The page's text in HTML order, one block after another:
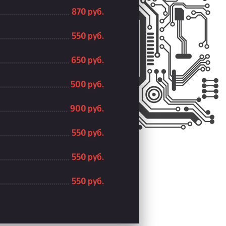
870 руб.
550 руб.
650 руб.
500 руб.
900 руб.
550 руб.
550 руб.
550 руб.